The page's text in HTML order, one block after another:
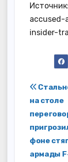
accused-
insider-
по
на столе
фоне
армады